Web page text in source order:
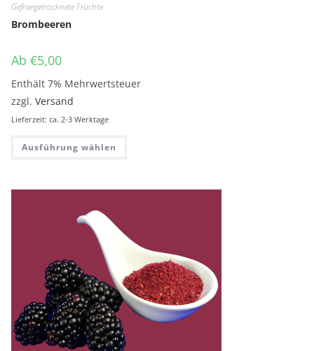
Gefriergetrocknete Früchte
Brombeeren
Ab €5,00
Enthält 7% Mehrwertsteuer
zzgl.Versand
Lieferzeit: ca. 2-3 Werktage
Ausführung wählen
Dieses Produkt weist mehrere